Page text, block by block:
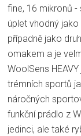
fine, 16 mikronů -
úplet vhodný
případně jako
omakem a je
WoolSens
trémních spor­tů
náročných
funkční prádlo z
jedinci, ale také